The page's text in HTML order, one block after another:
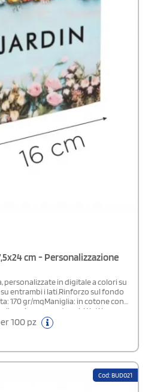
cm - Personalizzazione
personalizzate in digitale a colori su
entrambi i lati.Rinforzo sul fondo
170 gr/mqManiglia: in cotone con
su entrambi i lati in
totale (su tutta la superficie
o opacaIn fase d' ordine
la tipologia di
100 pz
Cod: BUD021